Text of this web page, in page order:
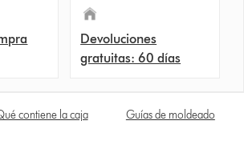
Devoluciones
gratuitas: 60 días
contiene la caja Guías de moldeado